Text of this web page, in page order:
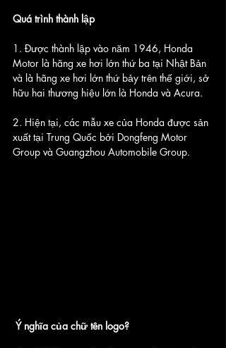
Quá trình thành lập
1. Được thành lập vào năm 1946, Honda
Motor là hãng xe hơi lớn thứ ba tại Nhật Bản
và là hãng xe hơi lớn thứ bảy trên thế giới, sở
hữu hai thương hiệu lớn là Honda và Acura.
2. Hiện tại, các mẫu xe của Honda được sản
xuất tại Trung Quốc bởi Dongfeng Motor
Group và Guangzhou Automobile Group.
Ý nghĩa của chữ tên logo?